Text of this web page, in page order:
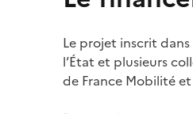
Le projet inscrit
l’État et plusieurs
de France Mobilité et